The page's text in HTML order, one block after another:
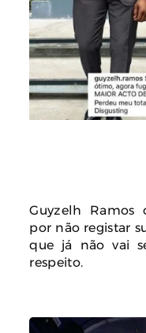
Guyzelh Ramos
por não registar
que já não vai
respeito.